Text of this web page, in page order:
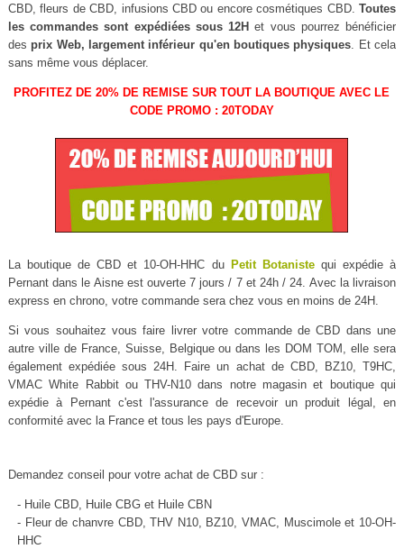
CBD, fleurs de CBD, infusions CBD ou encore cosmétiques CBD.Toutes
les commandes sont expédiées sous 12H et vous pourrez bénéficier
des prix Web, largement inférieur qu'en boutiques physiques . Et cela
sans même vous déplacer.
PROFITEZ DE 20% DE REMISE SUR TOUT LA BOUTIQUE AVEC LE
CODE PROMO : 20TODAY
La boutique de CBD et 10-OH-HHC du Petit Botanistequi expédie à
Pernant dans le Aisne est ouverte 7 jours / 7 et 24h / 24. Avec la livraison
express en chrono, votre commande sera chez vous en moins de 24H.
Si vous souhaitez vous faire livrer votre commande de CBD dans une
autre ville de France, Suisse, Belgique ou dans les DOM TOM, elle sera
également expédiée sous 24H. Faire un achat de CBD, BZ10, T9HC,
VMAC White Rabbit ou THV-N10 dans notre magasin et boutique qui
expédie à Pernant c'est l'assurance de recevoir un produit légal, en
conformité avec la France et tous les pays d'Europe.
Demandez conseil pour votre achat de CBD sur :
- Huile CBD, Huile CBG et Huile CBN
- Fleur de chanvre CBD, THV N10, BZ10, VMAC, Muscimole et 10-OH-
HHC